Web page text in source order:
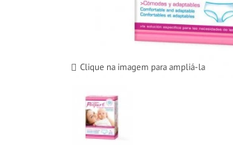
Clique na imagem para ampliá-la